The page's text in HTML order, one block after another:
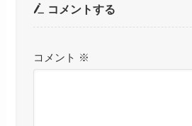
コメントする
コメント ※